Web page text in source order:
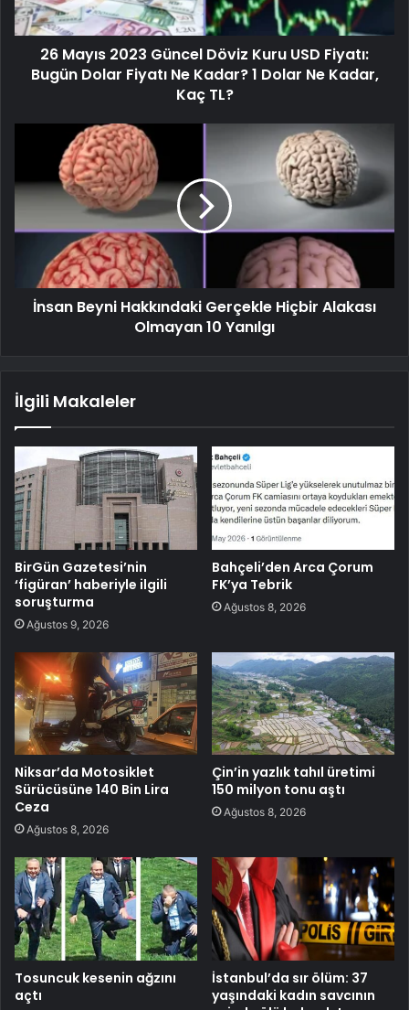
26 Mayıs 2023 Güncel Döviz Kuru USD Fiyatı:
Bugün Dolar Fiyatı Ne Kadar? 1 Dolar Ne Kadar,
Kaç TL?
İnsan Beyni Hakkındaki Gerçekle Hiçbir Alakası
Olmayan 10 Yanılgı
İlgili Makaleler
BirGün Gazetesi’nin
‘figüran’ haberiyle ilgili
soruşturma
Ağustos 9, 2026
Bahçeli’den Arca Çorum
FK’ya Tebrik
Ağustos 8, 2026
Niksar’da Motosiklet
Sürücüsüne 140 Bin Lira
Ceza
Ağustos 8, 2026
Çin’in yazlık tahıl üretimi
150 milyon tonu aştı
Ağustos 8, 2026
Tosuncuk kesenin ağzını
açtı
İstanbul’da sır ölüm: 37
yaşındaki kadın savcının